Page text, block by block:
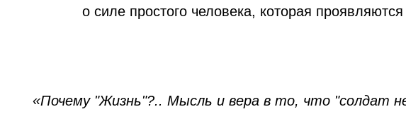
о силе простого человека, которая
«Почему "Жизнь"?.. Мысль и вера в то, что "солдат